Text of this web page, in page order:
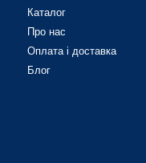
Каталог
Про нас
Оплата і доставка
Блог